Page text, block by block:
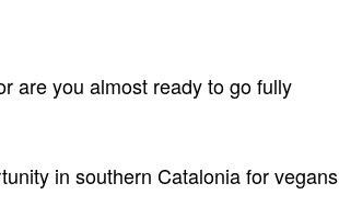
are you almost ready to go fully
in southern Catalonia for vegans